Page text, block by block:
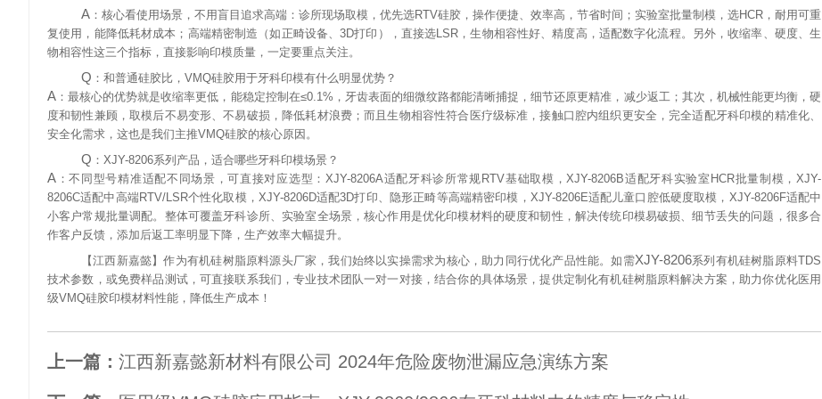
A ：核心看使用场景，不用盲目追求高端：诊所现场取模，优先选RTV硅胶，操作便捷、效率高，节省时间；实验室批量制模，选HCR ，耐用可重
复使用，能降低耗材成本；高端精密制造（如正畸设备、3D打印），直接选LSR ，生物相容性好、精度高，适配数字化流程。另外，收缩率、硬度、生
物相容性这三个指标，直接影响印模质量，一定要重点关注。
Q ：和普通硅胶比， VMQ硅胶用于牙科印模有什么明显优势？
A ：最核心的优势就是收缩率更低，能稳定控制在≤0.1% ，牙齿表面的细微纹路都能清晰捕捉，细节还原更精准，减少返工；其次，机械性能更均衡，硬
度和韧性兼顾，取模后不易变形、不易破损，降低耗材浪费；而且生物相容性符合医疗级标准，接触口腔内组织更安全，完全适配牙科印模的精准化、
安全化需求，这也是我们主推VMQ硅胶的核心原因。
Q ： XJY-8206系列产品，适合哪些牙科印模场景？
A ：不同型号精准适配不同场景，可直接对应选型： XJY-8206A适配牙科诊所常规 RTV基础取模，XJY-8206B适配牙科实验室 HCR批量制模，XJY-
8206C适配中高端RTV/LSR个性化取模， XJY-8206D适配3D打印、隐形正畸等高端精密印模， XJY-8206E适配儿童口腔低硬度取模， XJY-8206F适配中
小客户常规批量调配。整体可覆盖牙科诊所、实验室全场景，核心作用是优化印模材料的硬度和韧性，解决传统印模易破损、细节丢失的问题，很多合
作客户反馈，添加后返工率明显下降，生产效率大幅提升。
【江西新嘉懿】作为有机硅树脂原料源头厂家，我们始终以实操需求为核心，助力同行优化产品性能。如需XJY-8206系列有机硅树脂原料TDS
技术参数，或免费样品测试，可直接联系我们，专业技术团队一对一对接，结合你的具体场景，提供定制化有机硅树脂原料解决方案，助力你优化医用
级VMQ硅胶印模材料性能，降低生产成本！
上一篇： 江西新嘉懿新材料有限公司 2024年危险废物泄漏应急演练方案